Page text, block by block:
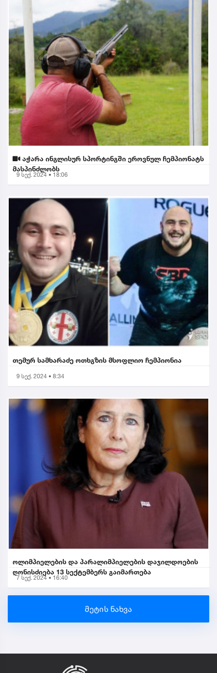
აჭარა ინგლისურ სპორტინგში ეროვნულ ჩემპიონატს
მასპინძლობს
9 სექ. 2024 • 18:06
თემურ სამხარაძე ოთხგზის მსოფლიო ჩემპიონია
9 სექ. 2024 • 8:34
ოლიმპიელების და პარალიმპიელების დაჯილდოების
ღონისძიება 13 სექტემბერს გაიმართება
7 სექ. 2024 • 16:40
მეტის ნახვა